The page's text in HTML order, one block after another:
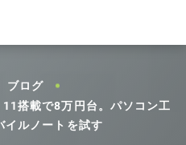
ブログ
搭載で8万円台。パソコン工
イルノートを試す